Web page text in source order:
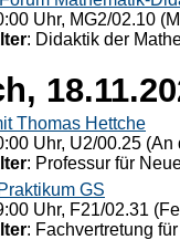
Uhr, MG2/02.10
: Didaktik der
Thomas Hettche
Uhr, U2/00.25
: Professur für
GS
Uhr, F21/02.31
: Fachvertretung